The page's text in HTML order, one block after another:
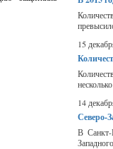
15
14
Северо-
В Санкт-